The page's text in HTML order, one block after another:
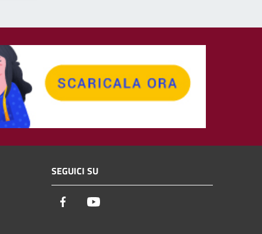
SEGUICI SU
Facebook